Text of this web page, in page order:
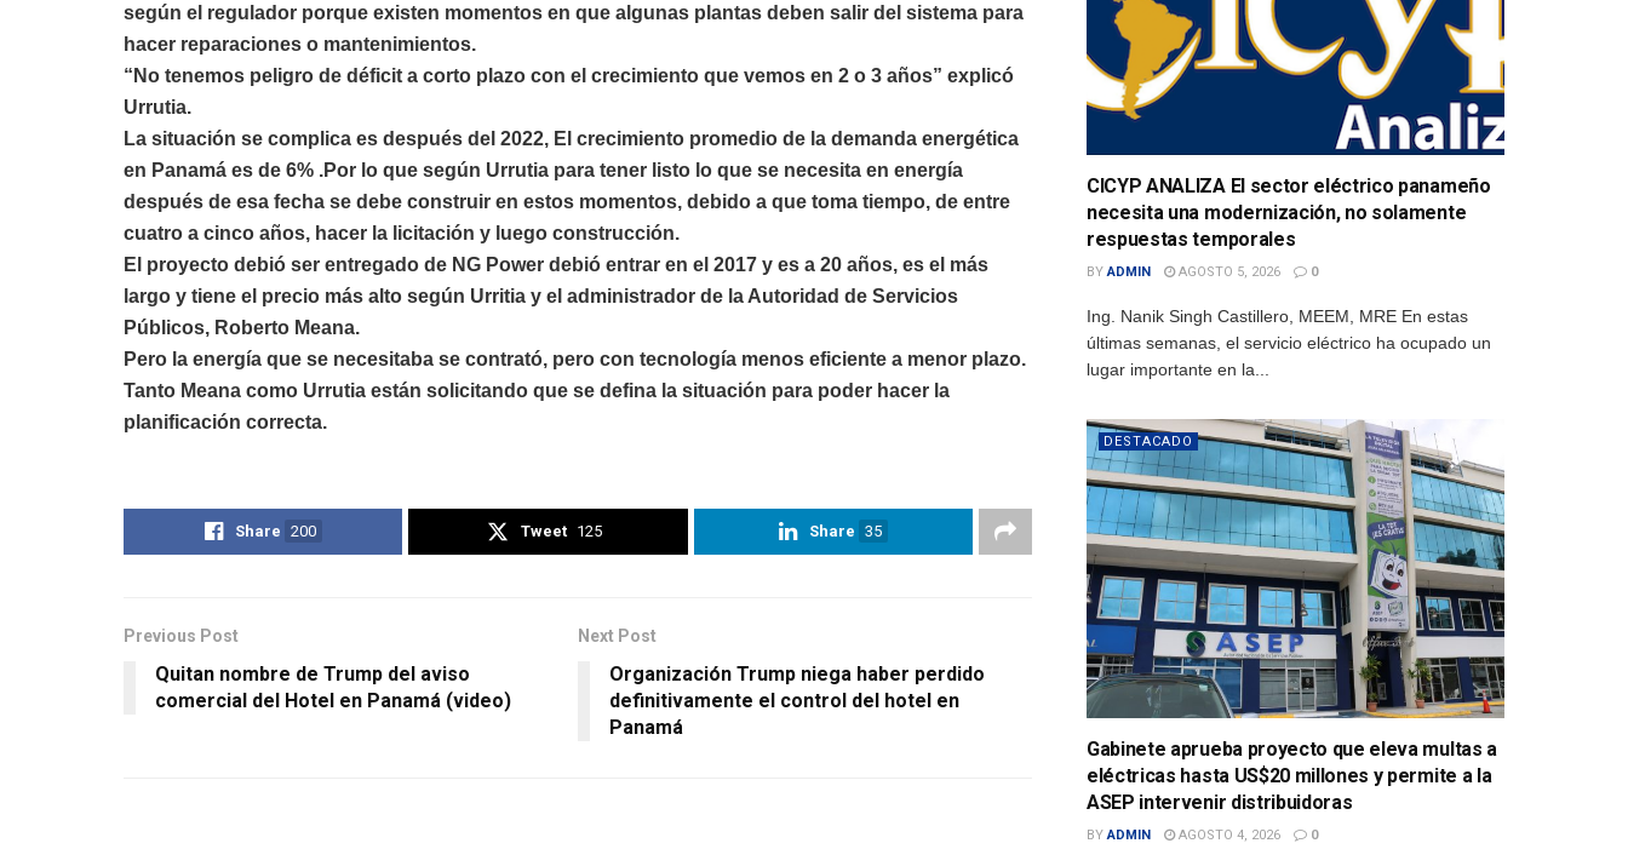
según el regulador porque existen momentos en que algunas plantas deben salir del sistema para
hacer reparaciones o mantenimientos.
“No tenemos peligro de déficit a corto plazo con el crecimiento que vemos en 2 o 3 años” explicó
Urrutia.
La situación se complica es después del 2022, El crecimiento promedio de la demanda energética
en Panamá es de 6% .Por lo que según Urrutia para tener listo lo que se necesita en energía
después de esa fecha se debe construir en estos momentos, debido a que toma tiempo, de entre
cuatro a cinco años, hacer la licitación y luego construcción.
El proyecto debió ser entregado de NG Power debió entrar en el 2017 y es a 20 años, es el más
largo y tiene el precio más alto según Urritia y el administrador de la Autoridad de Servicios
Públicos, Roberto Meana.
Pero la energía que se necesitaba se contrató, pero con tecnología menos eficiente a menor plazo.
Tanto Meana como Urrutia están solicitando que se defina la situación para poder hacer la
planificación correcta.
Share 200 Tweet 125 Share 35
Previous Post
Quitan nombre de Trump del aviso
comercial del Hotel en Panamá (video)
Next Post
Organización Trump niega haber perdido
definitivamente el control del hotel en
Panamá
CICYP ANALIZA El sector eléctrico panameño
necesita una modernización, no solamente
respuestas temporales
BY ADMIN AGOSTO 5, 2026 0
Ing. Nanik Singh Castillero, MEEM, MRE En estas
últimas semanas, el servicio eléctrico ha ocupado un
lugar importante en la...
DESTACADO
Gabinete aprueba proyecto que eleva multas a
eléctricas hasta US$20 millones y permite a la
ASEP intervenir distribuidoras
BY ADMIN AGOSTO 4, 2026 0